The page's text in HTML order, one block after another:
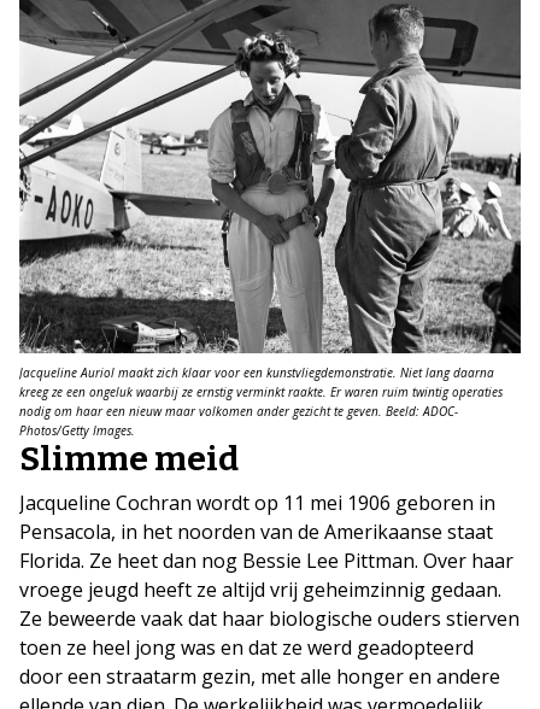
Jacqueline Auriol maakt zich klaar voor een kunstvliegdemonstratie. Niet lang daarna
kreeg ze een ongeluk waarbij ze ernstig verminkt raakte. Er waren ruim twintig operaties
nodig om haar een nieuw maar volkomen ander gezicht te geven. Beeld: ADOC-
Photos/Getty Images.
Slimme meid
Jacqueline Cochran wordt op 11 mei 1906 geboren in
Pensacola, in het noorden van de Amerikaanse staat
Florida. Ze heet dan nog Bessie Lee Pittman. Over haar
vroege jeugd heeft ze altijd vrij geheimzinnig gedaan.
Ze beweerde vaak dat haar biologische ouders stierven
toen ze heel jong was en dat ze werd geadopteerd
door een straatarm gezin, met alle honger en andere